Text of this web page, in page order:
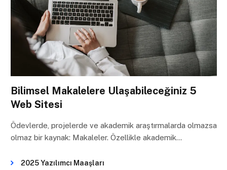
Bilimsel Makalelere Ulaşabileceğiniz 5
Web Sitesi
Ödevlerde, projelerde ve akademik araştırmalarda olmazsa
olmaz bir kaynak: Makaleler. Özellikle akademik…
2025 Yazılımcı Maaşları